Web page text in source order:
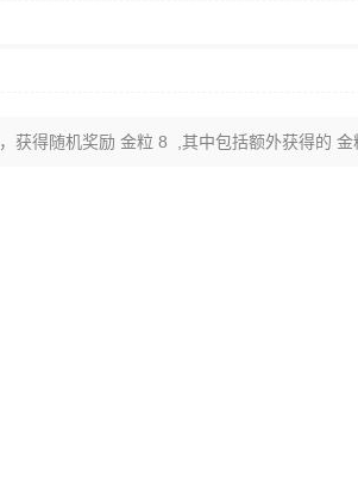
，获得随机奖励 金粒 8 ,其中包括额外获得的 金